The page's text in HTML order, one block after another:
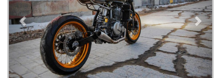
Предыдущий